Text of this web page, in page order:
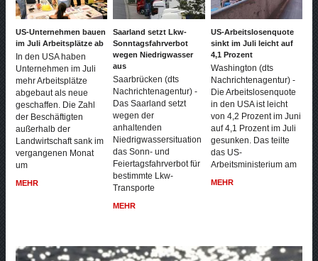
US-Unternehmen bauen
im Juli Arbeitsplätze ab
In den USA haben
Unternehmen im Juli
mehr Arbeitsplätze
abgebaut als neue
geschaffen. Die Zahl
der Beschäftigten
außerhalb der
Landwirtschaft sank im
vergangenen Monat
um
MEHR
Saarland setzt Lkw-
Sonntagsfahrverbot
wegen Niedrigwasser
aus
Saarbrücken (dts
Nachrichtenagentur) -
Das Saarland setzt
wegen der
anhaltenden
Niedrigwassersituation
das Sonn- und
Feiertagsfahrverbot für
bestimmte Lkw-
Transporte
MEHR
US-Arbeitslosenquote
sinkt im Juli leicht auf
4,1 Prozent
Washington (dts
Nachrichtenagentur) -
Die Arbeitslosenquote
in den USA ist leicht
von 4,2 Prozent im Juni
auf 4,1 Prozent im Juli
gesunken. Das teilte
das US-
Arbeitsministerium am
MEHR